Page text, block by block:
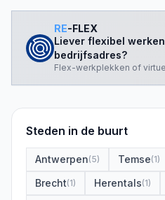
RE-FLEX
Liever flexibel
bedrijfsadres?
Flex-werkplekken of
Steden in de buurt
Antwerpen(5) Temse(1)
Brecht(1) Herentals(1)